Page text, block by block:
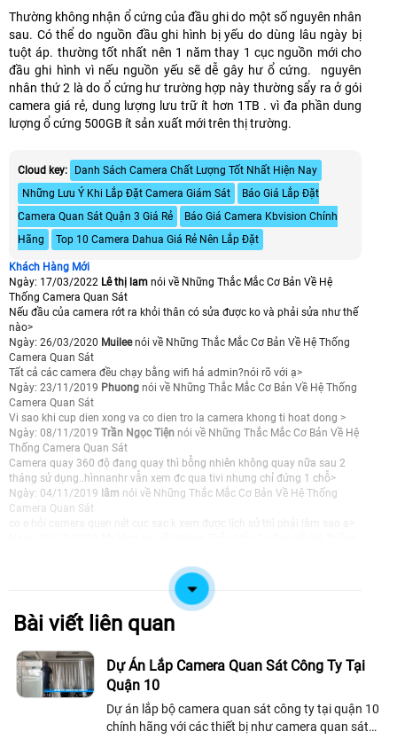
Thường không nhận ổ cứng của đầu ghi do một số nguyên nhân
sau. Có thể do nguồn đầu ghi hình bị yếu do dùng lâu ngày bị
tuột áp. thường tốt nhất nên 1 năm thay 1 cục nguồn mới cho
đầu ghi hình vì nếu nguồn yếu sẽ dễ gây hư ổ cứng. nguyên
nhân thứ 2 là do ổ cứng hư trường hợp này thường sẩy ra ở gói
camera giá rẻ, dung lượng lưu trữ ít hơn 1TB . vì đa phần dung
lượng ổ cứng 500GB ít sản xuất mới trên thị trường.
Cloud key:
Danh Sách Camera Chất Lượng Tốt Nhất Hiện Nay
Những Lưu Ý Khi Lắp Đặt Camera Giám Sát
Báo Giá Lắp Đặt
Camera Quan Sát Quận 3 Giá Rẻ
Báo Giá Camera Kbvision Chính
Hãng
Top 10 Camera Dahua Giá Rẻ Nên Lắp Đặt
Khách Hàng Mới
Ngày: 17/03/2022 Lê thị lam nói về Những Thắc Mắc Cơ Bản Về Hệ
Thống Camera Quan Sát
Nếu đầu của camera rớt ra khỏi thân có sửa được ko và phải sửa như thế
nào>
Ngày: 26/03/2020 Muileenói về Những Thắc Mắc Cơ Bản Về Hệ Thống
Camera Quan Sát
Tất cả các camera đều chạy bằng wifi hả admin?nói rõ với ạ>
Ngày: 23/11/2019 Phuong nói về Những Thắc Mắc Cơ Bản Về Hệ Thống
Camera Quan Sát
Vi sao khi cup dien xong va co dien tro la camera khong ti hoat dong >
Ngày: 08/11/2019 Trần Ngọc Tiện nói về Những Thắc Mắc Cơ Bản Về Hệ
Thống Camera Quan Sát
Camera quay 360 độ đang quay thì bỗng nhiên không quay nữa sau 2
tháng sử dụng..hìnnanhr vẫn xem đc qua tivi nhưng chỉ đứng 1 chỗ>
Ngày: 04/11/2019 lâm nói về Những Thắc Mắc Cơ Bản Về Hệ Thống
Camera Quan Sát
Cho em hỏi là camera có ghi hình được màn hình laptop đang hiển thị cai
gì không ạ? Nếu có thì làm cách nào để mình hạn chế quay thấy màn
Ngày: 02/10/2019 Admin
nói về Những Thắc Mắc Cơ Bản Về Hệ Thống
Camera Quan Sát
được ạ, chỉnh jack đầu ghi và camera nữa ạ>
Ngày: 01/10/2019
việt nói về Những Thắc Mắc Cơ Bản Về Hệ Thống
Camera Quan Sát
em có 1 camera analog khi cắm vào đầu ghi lên hình cứ chớp tắt chớp
tắt. và màu trên hình màu đỏ nhiều. xin ad bắt bệnh và chỉ dùm em cách
Bài viết liên quan
Dự Án Lắp Camera Quan Sát Công Ty Tại
Quận 10
Dự án lắp bộ camera quan sát công ty tại quận 10
chính hãng với các thiết bị như camera quan sát